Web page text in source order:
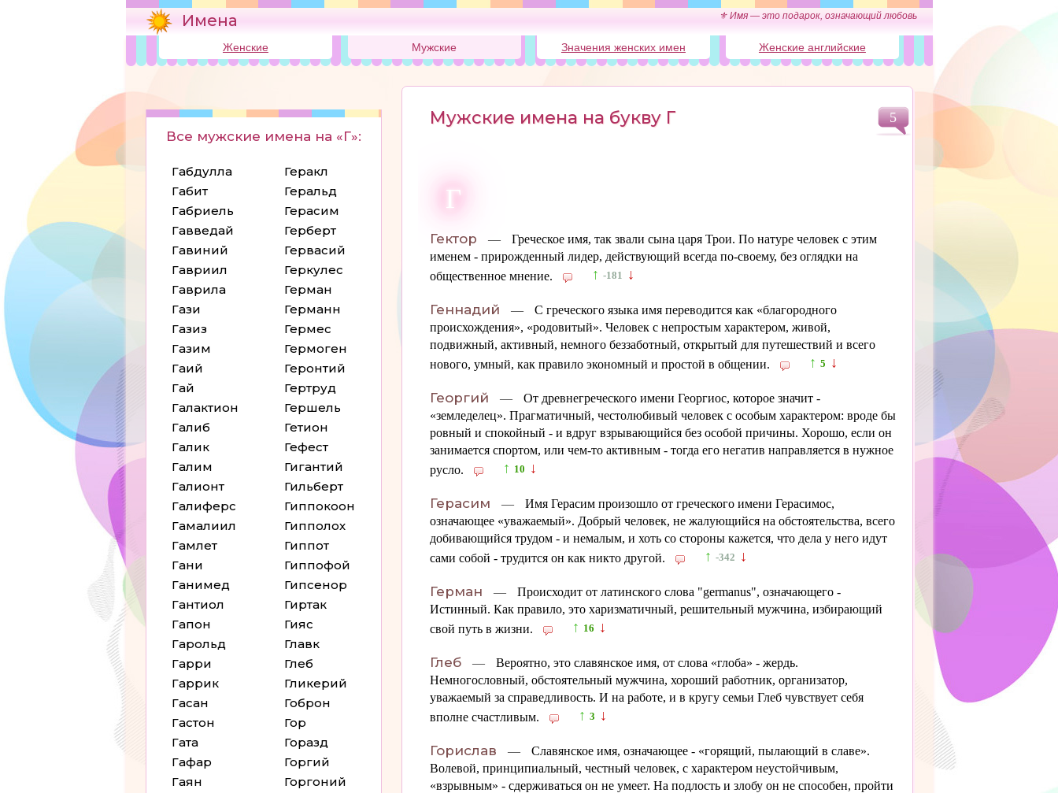
Имена ⚜ Имя — это подарок, означающий любовь
Женские Мужские Значения женских имен Женские английские
5
Мужские имена на букву Г
Г
Гектор —
Греческое имя, так звали сына царя Трои. По натуре человек с этим
именем - прирожденный лидер, действующий всегда по-своему, без оглядки на
общественное мнение.
↑ -181 ↓
Геннадий —
С греческого языка имя переводится как «благородного
происхождения», «родовитый». Человек с непростым характером, живой,
подвижный, активный, немного беззаботный, открытый для путешествий и всего
нового, умный, как правило экономный и простой в общении.
↑ 5 ↓
Георгий —
От древнегреческого имени Георгиос, которое значит -
«земледелец». Прагматичный, честолюбивый человек с особым характером: вроде бы
ровный и спокойный - и вдруг взрывающийся без особой причины. Хорошо, если он
занимается спортом, или чем-то активным - тогда его негатив направляется в нужное
русло.
↑ 10 ↓
Герасим —
Имя Герасим произошло от греческого имени Герасимос,
означающее «уважаемый». Добрый человек, не жалующийся на обстоятельства, всего
добивающийся трудом - и немалым, и хоть со стороны кажется, что дела у него идут
сами собой - трудится он как никто другой.
↑ -342 ↓
Герман —
Происходит от латинского слова "germanus", означающего -
Истинный. Как правило, это харизматичный, решительный мужчина, избирающий
свой путь в жизни.
↑ 16 ↓
Глеб —
Вероятно, это славянское имя, от слова «глоба» - жердь.
Немногословный, обстоятельный мужчина, хороший работник, организатор,
уважаемый за справедливость. И на работе, и в кругу семьи Глеб чувствует себя
вполне счастливым.
↑ 3 ↓
Горислав —
Славянское имя, означающее - «горящий, пылающий в славе».
Волевой, принципиальный, честный человек, с характером неустойчивым,
«взрывным» - сдерживаться он не умеет. На подлость и злобу он не способен, пройти
Все мужские имена на «Г»:
Габдулла
Габит
Габриель
Гавведай
Гавиний
Гавриил
Гаврила
Гази
Газиз
Газим
Гаий
Гай
Галактион
Галиб
Галик
Галим
Галионт
Галиферс
Гамалиил
Гамлет
Гани
Ганимед
Гантиол
Гапон
Гарольд
Гарри
Гаррик
Гасан
Гастон
Гата
Гафар
Гаян
Геракл
Геральд
Герасим
Герберт
Гервасий
Геркулес
Герман
Германн
Гермес
Гермоген
Геронтий
Гертруд
Гершель
Гетион
Гефест
Гигантий
Гильберт
Гиппокоон
Гипполох
Гиппот
Гиппофой
Гипсенор
Гиртак
Гияс
Главк
Глеб
Гликерий
Гоброн
Гор
Горазд
Горгий
Горгоний